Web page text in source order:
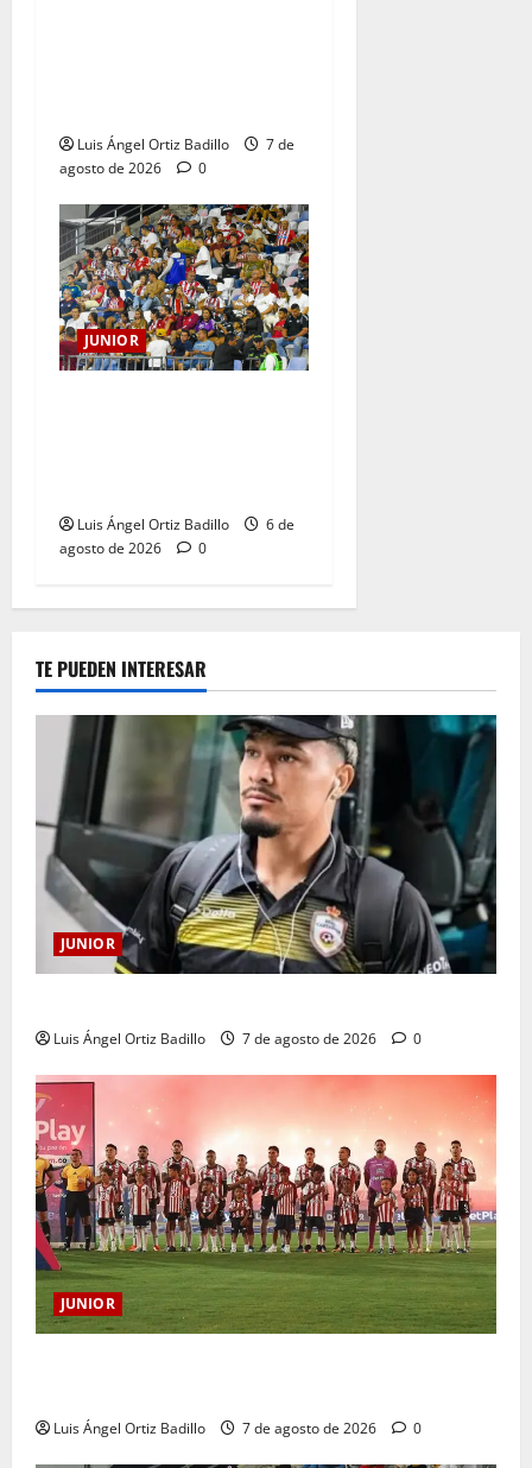
Luis Ángel Ortiz Badillo
7 de
agosto de 2026
0
JUNIOR
Luis Ángel Ortiz Badillo
6 de
agosto de 2026
0
TE PUEDEN INTERESAR
JUNIOR
Luis Ángel Ortiz Badillo 7 de agosto de 2026 0
JUNIOR
Luis Ángel Ortiz Badillo 7 de agosto de 2026 0